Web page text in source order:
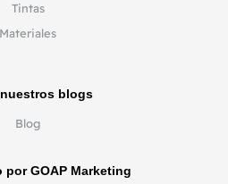
Tintas
Materiales
por GOAP Marketing
blogs
Blog